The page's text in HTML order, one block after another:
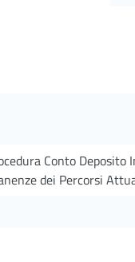
Conto
dei Percorsi